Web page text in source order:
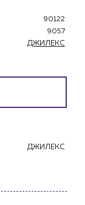
90122
9057
ДЖИЛЕКС
ДЖИЛЕКС